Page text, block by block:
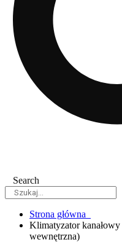
Search
Strona główna
Klimatyzator
wewnętrzna)